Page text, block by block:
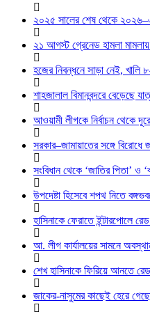
২০২৫ সালের শেষ থেকে
২১ আগস্ট গ্রেনেড হামলা
হজের নিবন্ধনে সাড়া নেই, খালি
শাহজালাল বিমানবন্দরে বেড়েছে
আওয়ামী লীগকে নির্বাচন থেকে
সরকার–জামায়াতের সঙ্গে বিরোধে
সংবিধান থেকে ‘জাতির পিতা’ ও
উপদেষ্টা হিসেবে শপথ নিতে
হাসিনাকে ফেরাতে ইন্টারপোলে
আ. লীগ কার্যালয়ের সামনে
শেখ হাসিনাকে ফিরিয়ে আনতে
জাকের-নাসুমের কাছেই হেরে